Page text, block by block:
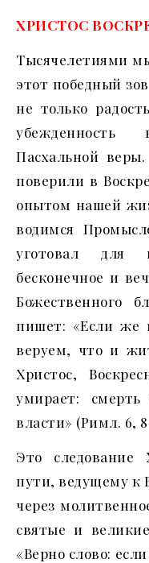
ХРИСТОС
Тысячелетиями
этот победный
не только
Пасхальной
поверили в
опытом нашей
водимся
уготовал для
бесконечное и
Божественного
пишет: «Если же
веруем, что и
Христос,
умирает:
власти» (Римл. 6,
Это следование
пути, ведущему к
через
святые и
«Верно слово: